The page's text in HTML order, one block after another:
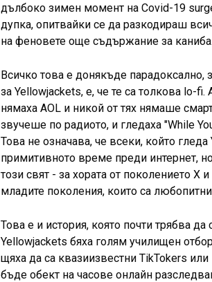
дълбоко зимен момент на Covid-19
дупка, опитвайки се да разкодираш
на феновете още съдържание за
Всичко това е донякъде парадоксално,
за Yellowjackets, е, че те са толкова lo-
нямаха AOL и никой от тях нямаше
звучеше по радиото, и гледаха "While
Това не означава, че всеки, който
примитивното време преди интернет,
този свят - за хората от поколението X
младите поколения, които са
Това е и история, която почти трябва
Yellowjackets бяха голям училищен
щяха да са квазиизвестни TikTokers
бъде обект на часове онлайн